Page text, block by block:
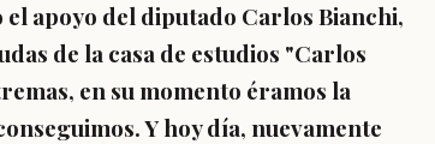
apoyo del diputado Carlos Bianchi,
de la casa de estudios "Carlos
en su momento éramos la
Y hoy día, nuevamente